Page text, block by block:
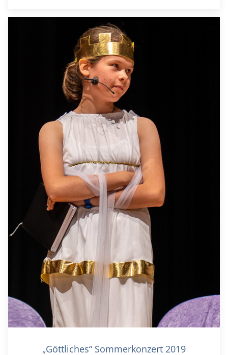
„Göttliches“ Sommerkonzert 2019